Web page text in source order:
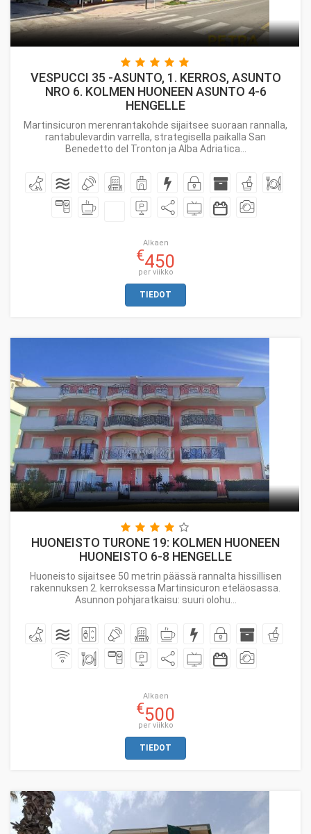
VESPUCCI 35 -ASUNTO, 1. KERROS, ASUNTO
NRO 6. KOLMEN HUONEEN ASUNTO 4-6
HENGELLE
Martinsicuron merenrantakohde sijaitsee suoraan rannalla,
rantabulevardin varrella, strategisella paikalla San
Benedetto del Tronton ja Alba Adriatica...
Alkaen
€450
per viikko
TIEDOT
HUONEISTO TURONE 19: KOLMEN HUONEEN
HUONEISTO 6-8 HENGELLE
Huoneisto sijaitsee 50 metrin päässä rannalta hissillisen
rakennuksen 2. kerroksessa Martinsicuron eteläosassa.
Asunnon pohjaratkaisu: suuri olohu...
Alkaen
€500
per viikko
TIEDOT